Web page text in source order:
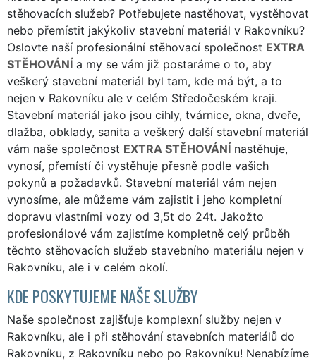
stěhovacích služeb? Potřebujete nastěhovat, vystěhovat
nebo přemístit jakýkoliv stavební materiál v Rakovníku?
Oslovte naší profesionální stěhovací společnost EXTRA
STĚHOVÁNÍ a my se vám již postaráme o to, aby
veškerý stavební materiál byl tam, kde má být, a to
nejen v Rakovníku ale v celém Středočeském kraji.
Stavební materiál jako jsou cihly, tvárnice, okna, dveře,
dlažba, obklady, sanita a veškerý další stavební materiál
vám naše společnost EXTRA STĚHOVÁNÍ nastěhuje,
vynosí, přemístí či vystěhuje přesně podle vašich
pokynů a požadavků. Stavební materiál vám nejen
vynosíme, ale můžeme vám zajistit i jeho kompletní
dopravu vlastními vozy od 3,5t do 24t. Jakožto
profesionálové vám zajistíme kompletně celý průběh
těchto stěhovacích služeb stavebního materiálu nejen v
Rakovníku, ale i v celém okolí.
KDE POSKYTUJEME NAŠE SLUŽBY
Naše společnost zajišťuje komplexní služby nejen v
Rakovníku, ale i při stěhování stavebních materiálů do
Rakovníku, z Rakovníku nebo po Rakovníku! Nenabízíme